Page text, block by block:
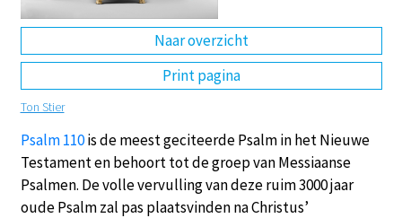
Naar overzicht
Print pagina
Ton Stier
Psalm 110is de meest geciteerde Psalm in het Nieuwe
Testament en behoort tot de groep van Messiaanse
Psalmen. De volle vervulling van deze ruim 3000 jaar
oude Psalm zal pas plaatsvinden na Christus’
DE EN NL RU